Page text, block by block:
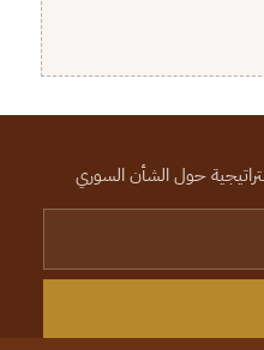
حول الشأن السوري